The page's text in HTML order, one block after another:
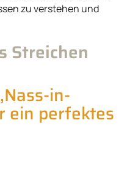
zu verstehen und
Streichen
in-
ein perfektes